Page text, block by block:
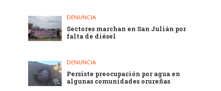
DENUNCIA
Sectores marchan en San Julián por
falta de diésel
DENUNCIA
Persiste preocupación por agua en
algunas comunidades orureñas